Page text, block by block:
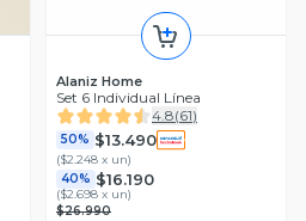
Alaniz Home
Set 6 Individual Línea
4.8(61)
50% $13.490
($2.248 x un)
40% $16.190
($2.698 x un)
$26.990